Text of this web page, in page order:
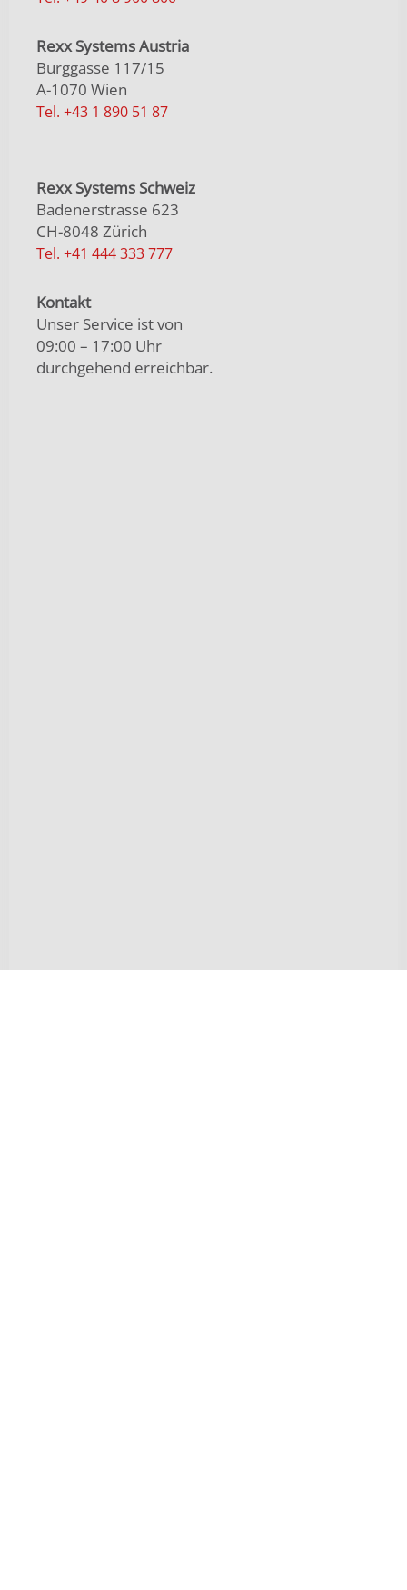
Rexx Systems Austria
Burggasse 117/15
A-1070 Wien
Tel. +43 1 890 51 87
Rexx Systems Schweiz
Badenerstrasse 623
CH-8048 Zürich
Tel. +41 444 333 777
Kontakt
Unser Service ist von
09:00 – 17:00 Uhr
durchgehend erreichbar.